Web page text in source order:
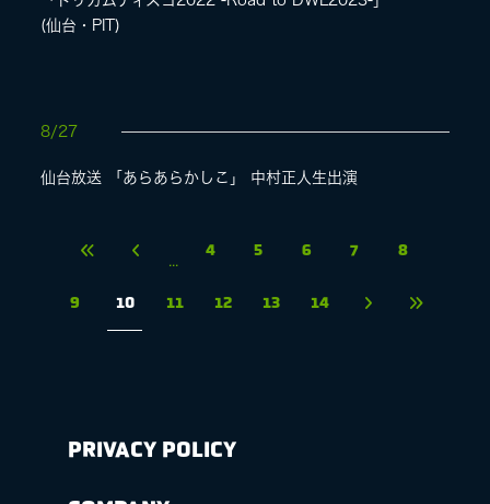
(仙台・PIT)
8/27
仙台放送 「あらあらかしこ」 中村正人生出演
...
4 5 6 7 8
9 10 11 12 13 14
PRIVACY POLICY